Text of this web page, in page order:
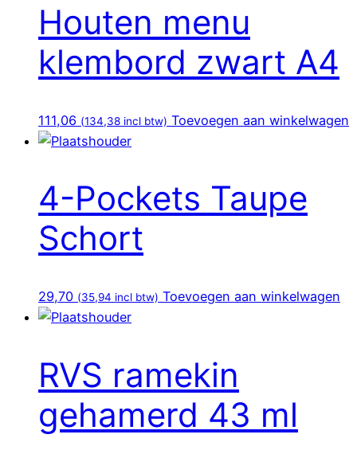
Houten menu
klembord zwart A4
111,06 (134,38 incl btw) Toevoegen aan winkelwagen
4-Pockets Taupe
Schort
29,70 (35,94 incl btw) Toevoegen aan winkelwagen
RVS ramekin
gehamerd 43 ml